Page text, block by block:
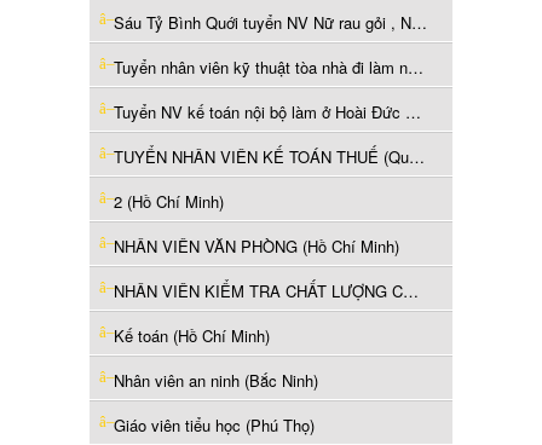
Sáu Tỷ Bình Quới tuyển NV Nữ rau gỏi , NV chảo chính (Hồ Chí Minh)
Tuyển nhân viên kỹ thuật tòa nhà đi làm ngay TPHCM (Hồ Chí Minh)
Tuyển NV kế toán nội bộ làm ở Hoài Đức Hà Nội (Hà Nội)
TUYỂN NHÂN VIÊN KẾ TOÁN THUẾ (Quảng Ninh)
2 (Hồ Chí Minh)
NHÂN VIÊN VĂN PHÒNG (Hồ Chí Minh)
NHÂN VIÊN KIỂM TRA CHẤT LƯỢNG CHUYÊN NGÀNH HÓA CHẤT (Hồ Chí Minh)
Kế toán (Hồ Chí Minh)
Nhân viên an ninh (Bắc Ninh)
Giáo viên tiểu học (Phú Thọ)